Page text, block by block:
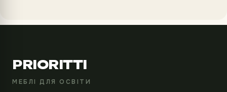
PRIORITTI
МЕБЛІ ДЛЯ ОСВІТИ